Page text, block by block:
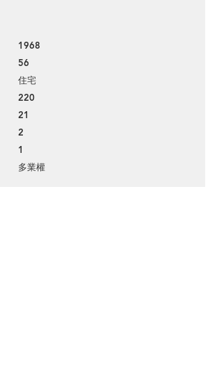
1968
56
住宅
220
21
2
1
多業權